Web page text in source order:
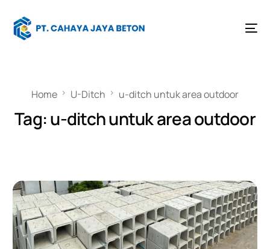
Home U-Ditch u-ditch untuk area outdoor
Tag:u-ditch untuk area outdoor